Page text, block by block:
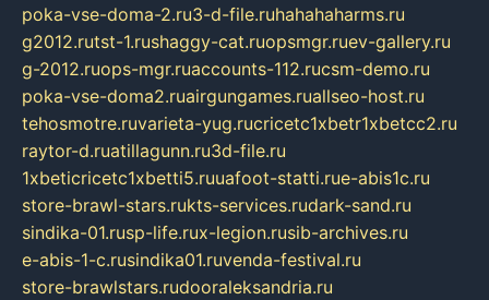
poka-vse-doma-2.ru3-d-file.ruhahahaharms.ru
g2012.rutst-1.rushaggy-cat.ruopsmgr.ruev-gallery.ru
g-2012.ruops-mgr.ruaccounts-112.rucsm-demo.ru
poka-vse-doma2.ruairgungames.ruallseo-host.ru
tehosmotre.ruvarieta-yug.rucricetc1xbetr1xbetcc2.ru
raytor-d.ruatillagunn.ru3d-file.ru
1xbeticricetc1xbetti5.ruuafoot-statti.rue-abis1c.ru
store-brawl-stars.rukts-services.rudark-sand.ru
sindika-01.rusp-life.rux-legion.rusib-archives.ru
e-abis-1-c.rusindika01.ruvenda-festival.ru
store-brawlstars.rudooraleksandria.ru